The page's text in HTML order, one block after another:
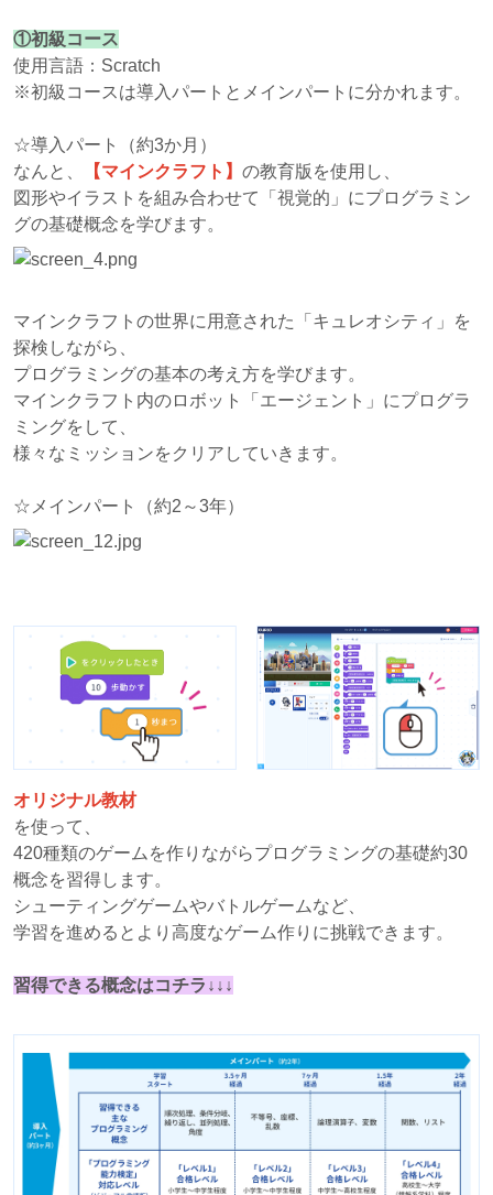
①初級コース
使用言語：Scratch
※初級コースは導入パートとメインパートに分かれます。
☆導入パート（約3か月）
なんと、
【マインクラフト】 の教育版を使用し、
図形やイラストを組み合わせて「視覚的」にプログラミン
グの基礎概念を学びます。
マインクラフトの世界に用意された「キュレオシティ」を
探検しながら、
プログラミングの基本の考え方を学びます。
マインクラフト内のロボット「エージェント」にプログラ
ミングをして、
様々なミッションをクリアしていきます。
☆メインパート（約2～3年）
オリジナル教材
を使って、
420種類のゲームを作りながらプログラミングの基礎約30
概念を習得します。
シューティングゲームやバトルゲームなど、
学習を進めるとより高度なゲーム作りに挑戦できます。
習得できる概念はコチラ↓↓↓